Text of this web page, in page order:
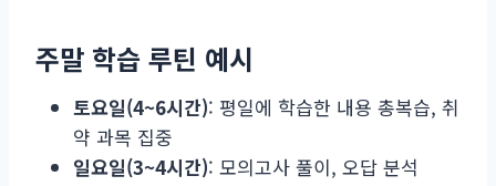
주말 학습 루틴 예시
토요일(4~6시간): 평일에 학습한 내용 총복습, 취
약 과목 집중
일요일(3~4시간): 모의고사 풀이, 오답 분석